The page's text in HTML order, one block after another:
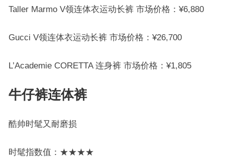
Taller Marmo V领连体衣运动长裤 市场价格：¥6,880
Gucci V领连体衣运动长裤 市场价格：¥26,700
L’Academie CORETTA 连身裤 市场价格：¥1,805
牛仔裤连体裤
酷帅时髦又耐磨损
时髦指数值：★★★★